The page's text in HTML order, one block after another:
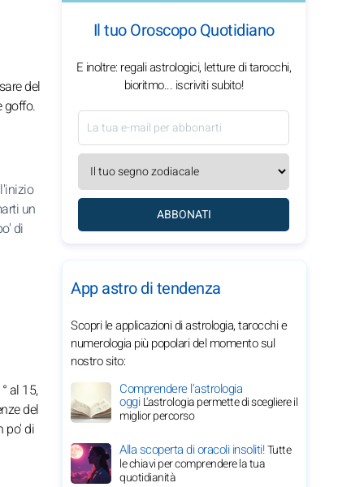
del
goffo.
un
di
al 15,
del
po' di
Il tuo Oroscopo Quotidiano
E inoltre: regali astrologici, letture di tarocchi,
bioritmo... iscriviti subito!
ABBONATI
App astro di tendenza
Scopri le applicazioni di astrologia, tarocchi e
numerologia più popolari del momento sul
nostro sito:
Comprendere l'astrologia
oggiL'astrologia permette di scegliere il
miglior percorso
Alla scoperta di oracoli insoliti!Tutte
le chiavi per comprendere la tua
quotidianità